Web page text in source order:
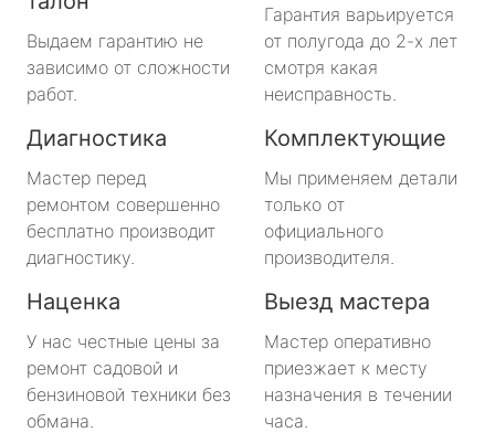
Выдаем гарантию не
зависимо от сложности
работ.
Гарантия варьируется
от полугода до 2-х лет
смотря какая
неисправность.
Диагностика
Мастер перед
ремонтом совершенно
бесплатно производит
диагностику.
Комплектующие
Мы применяем детали
только от
официального
производителя.
Наценка
У нас честные цены за
ремонт садовой и
бензиновой техники без
обмана.
Выезд мастера
Мастер оперативно
приезжает к месту
назначения в течении
часа.